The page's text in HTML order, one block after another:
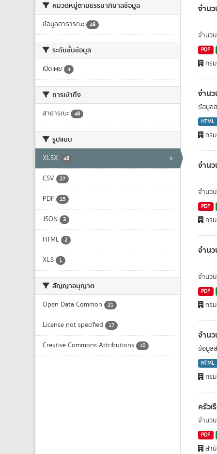
หมวดหมู่ตามธรรมาภิบาลข้อมูล
ข้อมูลสาธารณะ 48
ระดับชั้นข้อมูล
เปิดเผย 4
การเข้าถึง
สาธารณะ 48
รูปแบบ
XLSX 48 x
CSV 27
PDF 15
JSON 3
HTML 2
XLS 1
สัญญาอนุญาต
Open Data Common 21
License not specified 17
Creative Commons Attributions 10
จำน
จำนว
PDF
กรม
จำน
ข้อมูล
HTML
กรม
จำน
จำนว
PDF
กรม
จำน
จำนว
PDF
กรม
จำน
ข้อมูล
HTML
กรม
ครัว
จำนว
PDF
สำนั